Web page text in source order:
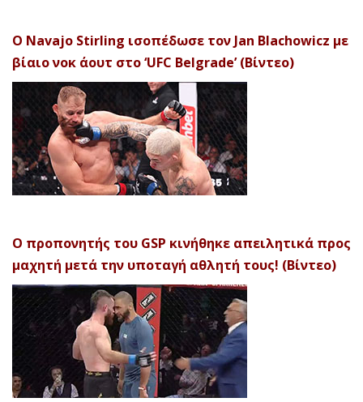
Ο Navajo Stirling ισοπέδωσε τον Jan Blachowicz με
βίαιο νοκ άουτ στο ‘UFC Belgrade’ (Βίντεο)
Ο προπονητής του GSP κινήθηκε απειλητικά προς
μαχητή μετά την υποταγή αθλητή τους! (Βίντεο)